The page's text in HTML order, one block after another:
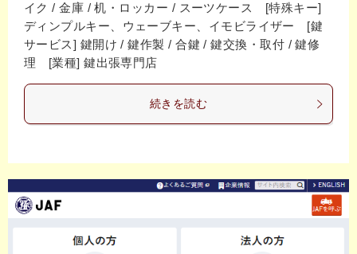
イク / 金庫 / 机・ロッカー / スーツケース [特殊キー]
ディンプルキー、ウェーブキー、イモビライザー [鍵
サービス] 鍵開け / 鍵作製 / 合鍵 / 鍵交換・取付 / 鍵修
理 [業種] 鍵出張専門店
続きを読む